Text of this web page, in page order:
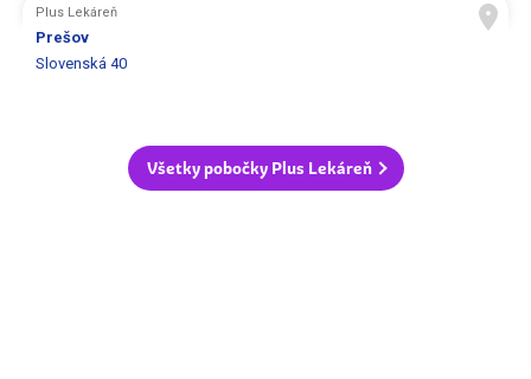
Plus Lekáreň
Prešov
Slovenská 40
Všetky pobočky Plus Lekáreň